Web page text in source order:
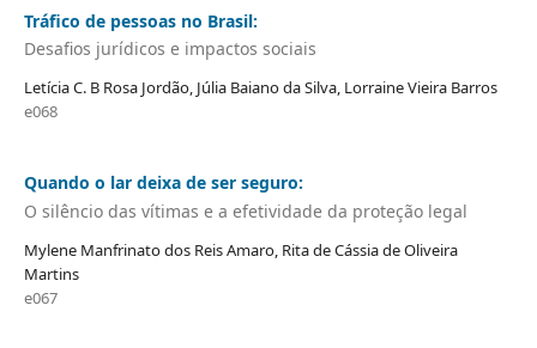
Tráfico de pessoas no Brasil:
Desafios jurídicos e impactos sociais
Letícia C. B Rosa Jordão, Júlia Baiano da Silva, Lorraine Vieira Barros
e068
Quando o lar deixa de ser seguro:
O silêncio das vítimas e a efetividade da proteção legal
Mylene Manfrinato dos Reis Amaro, Rita de Cássia de Oliveira
Martins
e067